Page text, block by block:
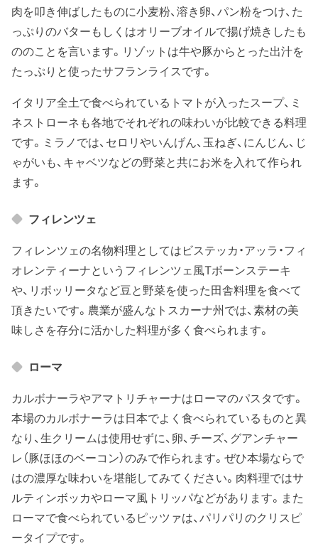
肉を叩き伸ばしたものに小麦粉、溶き卵、パン粉をつけ、た
っぷりのバターもしくはオリーブオイルで揚げ焼きしたも
ののことを言います。リゾットは牛や豚からとった出汁を
たっぷりと使ったサフランライスです。
イタリア全土で食べられているトマトが入ったスープ、ミ
ネストローネも各地でそれぞれの味わいが比較できる料理
です。ミラノでは、セロリやいんげん、玉ねぎ、にんじん、じ
ゃがいも、キャベツなどの野菜と共にお米を入れて作られ
ます。
フィレンツェ
フィレンツェの名物料理としてはビステッカ・アッラ・フィ
オレンティーナというフィレンツェ風Tボーンステーキ
や、リボッリータなど豆と野菜を使った田舎料理を食べて
頂きたいです。農業が盛んなトスカーナ州では、素材の美
味しさを存分に活かした料理が多く食べられます。
ローマ
カルボナーラやアマトリチャーナはローマのパスタです。
本場のカルボナーラは日本でよく食べられているものと異
なり、生クリームは使用せずに、卵、チーズ、グアンチャー
レ（豚ほほのベーコン）のみで作られます。ぜひ本場ならで
はの濃厚な味わいを堪能してみてください。肉料理ではサ
ルティンボッカやローマ風トリッパなどがあります。また
ローマで食べられているピッツァは、パリパリのクリスピ
ータイプです。